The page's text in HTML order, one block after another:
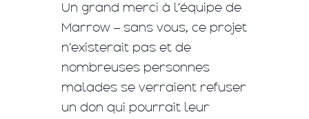
Un grand merci à l’équipe de
Marrow – sans vous, ce projet
n’existerait pas et de
nombreuses personnes
malades se verraient refuser
un don qui pourrait leur